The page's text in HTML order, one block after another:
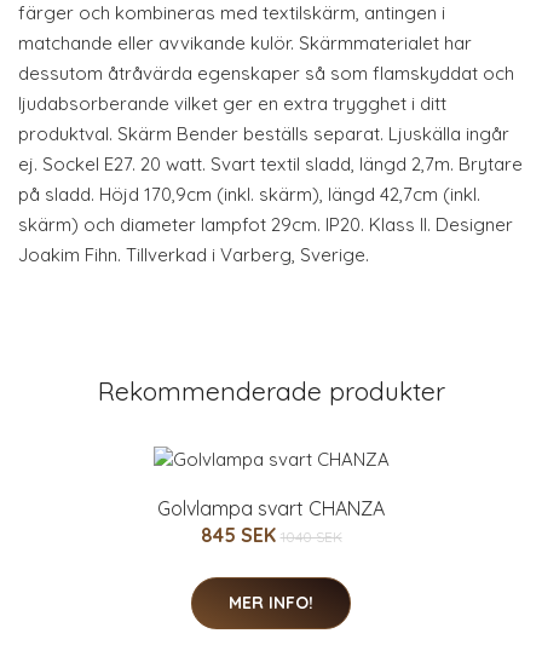
färger och kombineras med textilskärm, antingen i
matchande eller avvikande kulör. Skärmmaterialet har
dessutom åtråvärda egenskaper så som flamskyddat och
ljudabsorberande vilket ger en extra trygghet i ditt
produktval. Skärm Bender beställs separat. Ljuskälla ingår
ej. Sockel E27. 20 watt. Svart textil sladd, längd 2,7m. Brytare
på sladd. Höjd 170,9cm (inkl. skärm), längd 42,7cm (inkl.
skärm) och diameter lampfot 29cm. IP20. Klass II. Designer
Joakim Fihn. Tillverkad i Varberg, Sverige.
Rekommenderade produkter
Golvlampa svart CHANZA
845 SEK 1040 SEK
MER INFO!